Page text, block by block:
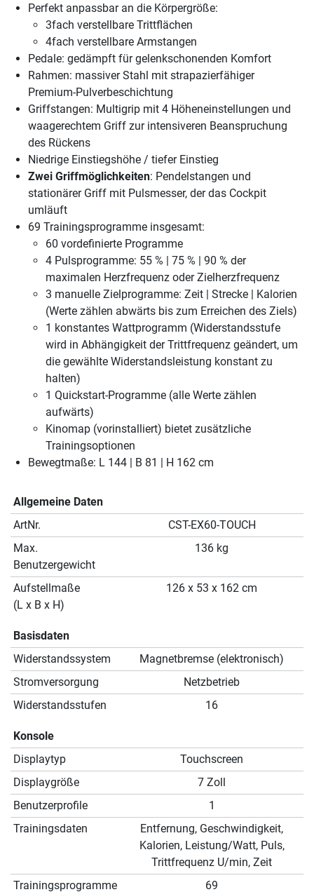
Perfekt anpassbar an die Körpergröße:
3fach verstellbare Trittflächen
4fach verstellbare Armstangen
Pedale: gedämpft für gelenkschonenden Komfort
Rahmen: massiver Stahl mit strapazierfähiger
Premium-Pulverbeschichtung
Griffstangen: Multigrip mit 4 Höheneinstellungen und
waagerechtem Griff zur intensiveren Beanspruchung
des Rückens
Niedrige Einstiegshöhe / tiefer Einstieg
Zwei Griffmöglichkeiten: Pendelstangen und
stationärer Griff mit Pulsmesser, der das Cockpit
umläuft
69 Trainingsprogramme insgesamt:
60 vordefinierte Programme
4 Pulsprogramme: 55 % | 75 % | 90 % der
maximalen Herzfrequenz oder Zielherzfrequenz
3 manuelle Zielprogramme: Zeit | Strecke | Kalorien
(Werte zählen abwärts bis zum Erreichen des Ziels)
1 konstantes Wattprogramm (Widerstandsstufe
wird in Abhängigkeit der Trittfrequenz geändert, um
die gewählte Widerstandsleistung konstant zu
halten)
1 Quickstart-Programme (alle Werte zählen
aufwärts)
Kinomap (vorinstalliert) bietet zusätzliche
Trainingsoptionen
Bewegtmaße: L 144 | B 81 | H 162 cm
Allgemeine Daten
ArtNr.
CST-EX60-TOUCH
Max.
Benutzergewicht
136 kg
Aufstellmaße
(L x B x H)
126 x 53 x 162 cm
Basisdaten
Widerstandssystem
Magnetbremse (elektronisch)
Stromversorgung
Netzbetrieb
Widerstandsstufen
16
Konsole
Displaytyp
Touchscreen
Displaygröße
7 Zoll
Benutzerprofile
1
Trainingsdaten
Entfernung, Geschwindigkeit,
Kalorien, Leistung/Watt, Puls,
Trittfrequenz U/min, Zeit
Trainingsprogramme
69